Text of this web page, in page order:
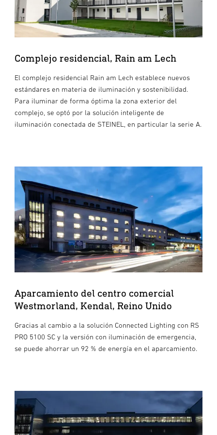
Complejo residencial, Rain am Lech
El complejo residencial Rain am Lech establece nuevos
estándares en materia de iluminación y sostenibilidad.
Para iluminar de forma óptima la zona exterior del
complejo, se optó por la solución inteligente de
iluminación conectada de STEINEL, en particular la serie A.
Aparcamiento del centro comercial
Westmorland, Kendal, Reino Unido
Gracias al cambio a la solución Connected Lighting con RS
PRO 5100 SC y la versión con iluminación de emergencia,
se puede ahorrar un 92 % de energía en el aparcamiento.